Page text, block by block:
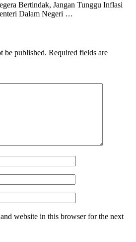
Bertindak, Jangan Tunggu Inflasi
Dalam Negeri …
be published. Required fields are
website in this browser for the next